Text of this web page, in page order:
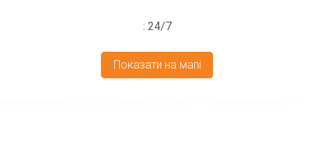
: 24/7
Показати на мапі